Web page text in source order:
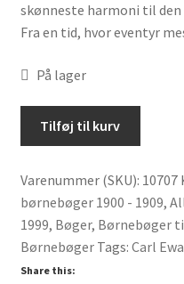
skønneste harmoni til den
Fra en tid, hvor eventyr
På lager
danske
sagn
og
eventyr
af
Tilføj til kurv
Varenummer (SKU): 10707
børnebøger 1900 - 1909,
1999, Bøger, Børnebøger
Børnebøger Tags: Carl
Share this: